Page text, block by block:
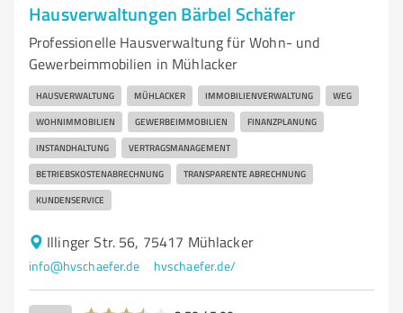
Hausverwaltungen Bärbel Schäfer
Professionelle Hausverwaltung für Wohn- und
Gewerbeimmobilien in Mühlacker
HAUSVERWALTUNG MÜHLACKER IMMOBILIENVERWALTUNG WEG
WOHNIMMOBILIEN GEWERBEIMMOBILIEN FINANZPLANUNG
INSTANDHALTUNG VERTRAGSMANAGEMENT
BETRIEBSKOSTENABRECHNUNG TRANSPARENTE ABRECHNUNG
KUNDENSERVICE
Illinger Str. 56, 75417 Mühlacker
info@hvschaefer.de hvschaefer.de/